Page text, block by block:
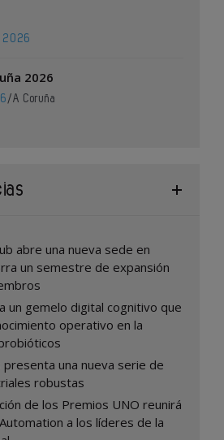
2026
2026
/A Coruña
abre una nueva sede en
un semestre de expansión
un gemelo digital cognitivo que
operativo en la
presenta una nueva serie de
robustas
de los Premios UNO reunirá
a los líderes de la